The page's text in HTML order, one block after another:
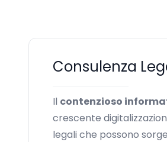
Consulenza
Il contenzioso
crescente
legali che possono